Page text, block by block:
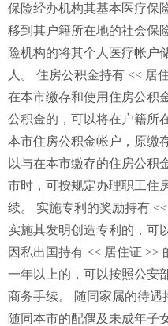
保险经办机构其基本医疗保
移到其户籍所在地的社会保
险机构的将其个人医疗帐户
人。 住房公积金持有 << 居
在本市缴存和使用住房公积
公积金的，可以将在户籍所
本市住房公积金帐户，原缴
以与在本市缴存的住房公积
市时，可按规定办理职工住
续。 实施专利的奖励持有
实施其发明创造专利的，可
因私出国持有 << 居住证 >>
一年以上的，可以按照公安
商务手续。 随同家属的待遇
随同本市的配偶及未成年子